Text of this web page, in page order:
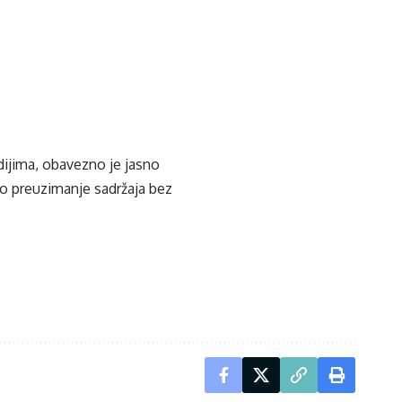
obavezno je jasno
preuzimanje sadržaja bez